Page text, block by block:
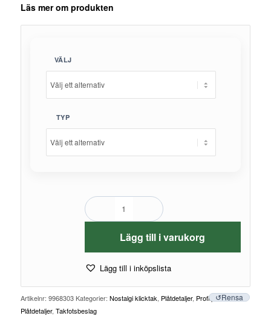
Läs mer om produkten
VÄLJ
TYP
Rensa
Lägg till i varukorg
Lägg till i inköpslista
Artikelnr: 9968303 Kategorier: Nostalgi klicktak Plåtdetaljer, Profilplåt
Plåtdetaljer, Takfotsbeslag